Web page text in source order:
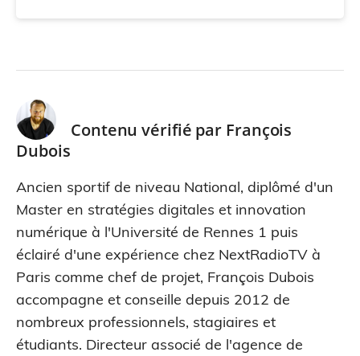
Contenu vérifié par François
Dubois
Ancien sportif de niveau National, diplômé d'un
Master en stratégies digitales et innovation
numérique à l'Université de Rennes 1 puis
éclairé d'une expérience chez NextRadioTV à
Paris comme chef de projet, François Dubois
accompagne et conseille depuis 2012 de
nombreux professionnels, stagiaires et
étudiants. Directeur associé de l'agence de